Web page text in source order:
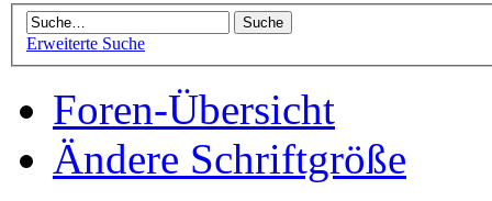
Erweiterte Suche
Foren-Übersicht
Ändere Schriftgröße